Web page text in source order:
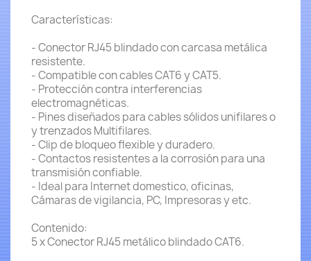
Características:
- Conector RJ45 blindado con carcasa metálica
resistente.
- Compatible con cables CAT6 y CAT5.
- Protección contra interferencias
electromagnéticas.
- Pines diseñados para cables sólidos unifilares o
y trenzados Multifilares.
- Clip de bloqueo flexible y duradero.
- Contactos resistentes a la corrosión para una
transmisión confiable.
- Ideal para Internet domestico, oficinas,
Cámaras de vigilancia, PC, Impresoras y etc.
Contenido:
5 x Conector RJ45 metálico blindado CAT6.